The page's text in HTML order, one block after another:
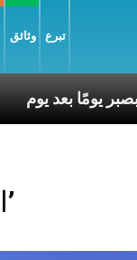
وثائق تبرع
Posts Tagged ‘الطّهارة’